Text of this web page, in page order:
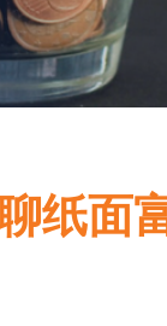
纸面